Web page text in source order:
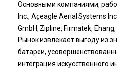
Основными компаниями,
Inc., Ageagle Aerial Systems
GmbH, Zipline, Firmatek,
Рынок извлекает выгоду из
батареи,
интеграция искусственного